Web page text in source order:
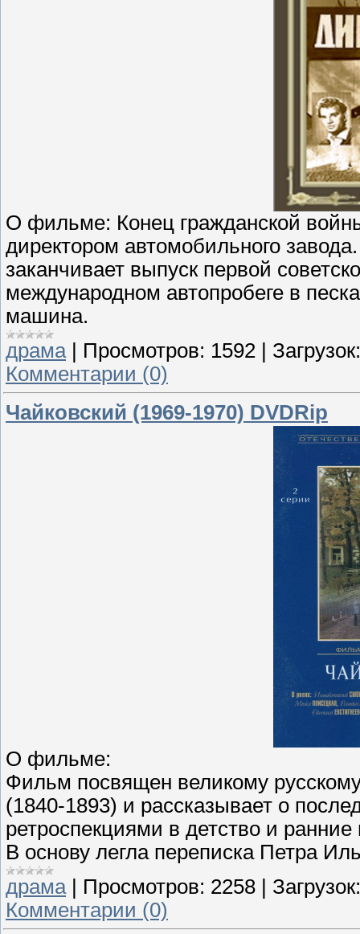
О фильме: Конец гражданской
директором автомобильного
заканчивает выпуск первой
международном автопробеге в
машина.
драма| Просмотров: 1592
Загрузок:
Комментарии (0)
Чайковский (1969-1970) DVDRip
О фильме:
Фильм посвящен великому
(1840-1893) и рассказывает о
ретроспекциями в детство и
В основу легла переписка Петра
драма | Просмотров: 2258 | Загрузок:
Комментарии (0)